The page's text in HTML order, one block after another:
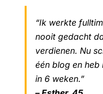
“Ik werkte
nooit gedacht
verdienen. Nu
één blog en
in 6 weken.”